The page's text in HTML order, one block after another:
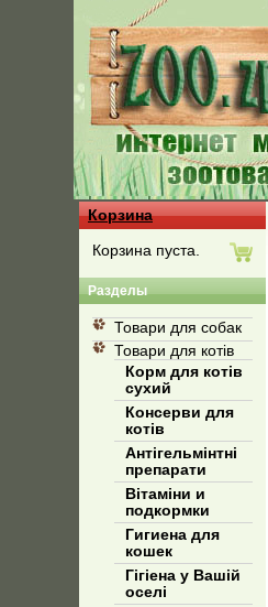
Корзина
Корзина пуста.
Разделы
Товари для собак
Товари для котів
Корм для котів
сухий
Консерви для
котів
Антігельмінтні
препарати
Вітаміни и
подкормки
Гигиена для
кошек
Гігіена у Вашій
оселі